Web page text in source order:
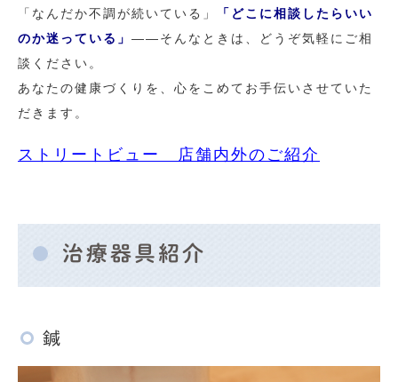
「なんだか不調が続いている」
「どこに相談したらいい
のか迷っている」 ——そんなときは、どうぞ気軽にご相
談ください。
あなたの健康づくりを、心をこめてお手伝いさせていた
だきます。
ストリートビュー 店舗内外のご紹介
治療器具紹介
鍼